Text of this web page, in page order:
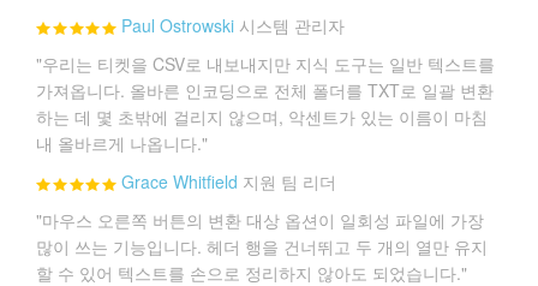
Paul Ostrowski 시스템 관리자
"우리는 티켓을 CSV로 내보내지만 지식 도구는 일반 텍스트를
가져옵니다. 올바른 인코딩으로 전체 폴더를 TXT로 일괄 변환
하는 데 몇 초밖에 걸리지 않으며, 악센트가 있는 이름이 마침
내 올바르게 나옵니다."
Grace Whitfield 지원 팀 리더
"마우스 오른쪽 버튼의 변환 대상 옵션이 일회성 파일에 가장
많이 쓰는 기능입니다. 헤더 행을 건너뛰고 두 개의 열만 유지
할 수 있어 텍스트를 손으로 정리하지 않아도 되었습니다."